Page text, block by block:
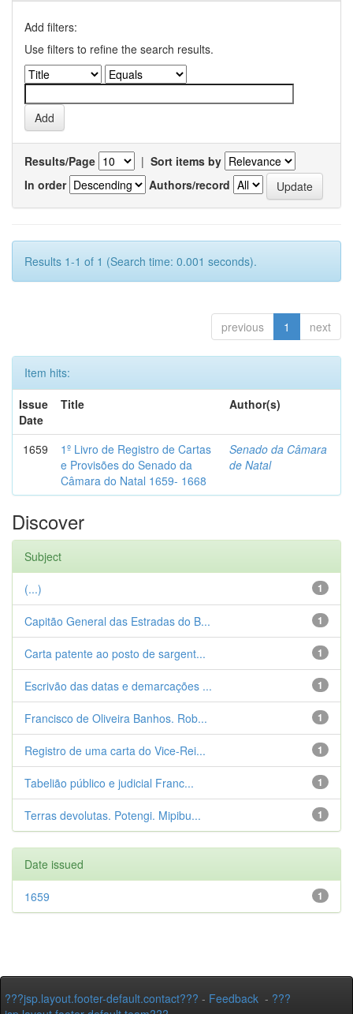
Add filters:
Use filters to refine the search results.
Results/Page | Sort items by
In order
Authors/record
Results 1-1 of 1 (Search time: 0.001 seconds).
previous 1 next
Item hits:
Issue
Date
Title Author(s)
1659
1º Livro de Registro de Cartas
e Provisões do Senado da
Câmara do Natal 1659- 1668
Senado da Câmara
de Natal
Discover
Subject
1
(...)
1
Capitão General das Estradas do B...
1
Carta patente ao posto de sargent...
1
Escrivão das datas e demarcações ...
1
Francisco de Oliveira Banhos. Rob...
1
Registro de uma carta do Vice-Rei...
1
Tabelião público e judicial Franc...
1
Terras devolutas. Potengi. Mipibu...
Date issued
1
1659
???jsp.layout.footer-default.contact??? - Feedback - ???